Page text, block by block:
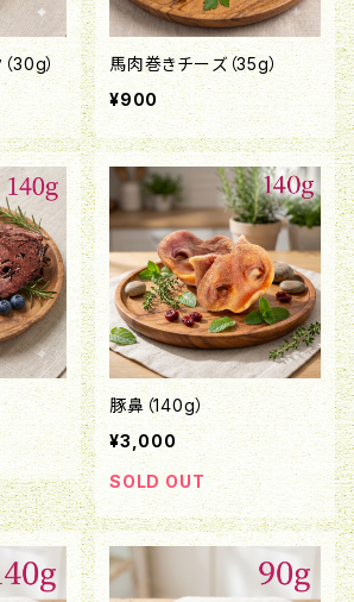
30g）
馬肉巻きチーズ（35g）
¥900
豚鼻（140g）
¥3,000
SOLD OUT